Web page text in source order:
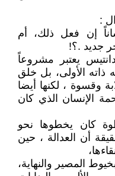
:
إن فعل ذلك، أم
جديد .؟!
يعتبر مشروعاً
ذاته الأولى، بل خلق
وقسوة ، لكنها أيضا
الإنسان الذي كان
كان يخطوها نحو
أن العدالة ، حين
المصير والنهاية،